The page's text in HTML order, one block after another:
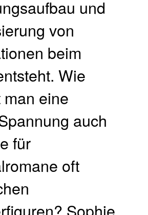
und
von
beim
Wie
eine
auch
für
oft
Sophie